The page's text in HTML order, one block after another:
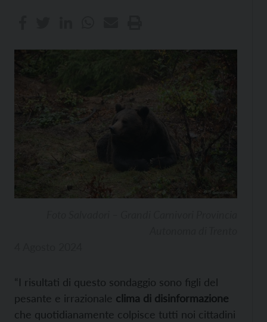
“I risultati di questo sondaggio sono figli del
pesante e irrazionale clima di disinformazione
che quotidianamente colpisce tutti noi cittadini